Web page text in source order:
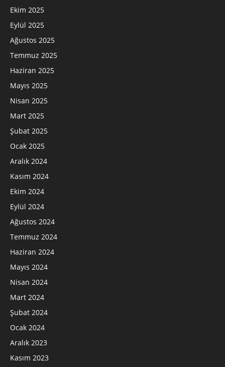
Ekim 2025
Eylül 2025
Ağustos 2025
Temmuz 2025
Haziran 2025
Mayıs 2025
Nisan 2025
Mart 2025
Şubat 2025
Ocak 2025
Aralık 2024
Kasım 2024
Ekim 2024
Eylül 2024
Ağustos 2024
Temmuz 2024
Haziran 2024
Mayıs 2024
Nisan 2024
Mart 2024
Şubat 2024
Ocak 2024
Aralık 2023
Kasım 2023